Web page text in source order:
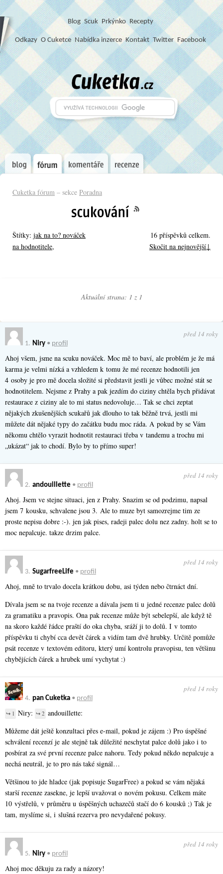
Blog Scuk Prkýnko Recepty
Odkazy O Cuketce Nabídka inzerce Kontakt Twitter Facebook
Cuketka fórum – sekce Poradna
Štítky: jak na to? nováček
na hodnotitele,
16 příspěvků celkem.
Skočit na nejnovější↓
Aktuální strana: 1 z 1
1. Niry • profil
před 14 roky
Ahoj všem, jsme na scuku nováček. Moc mě to baví, ale problém je že má
karma je velmi nízká a vzhledem k tomu že mé recenze hodnotili jen
4 osoby je pro mě docela složité si představit jestli je vůbec možné stát se
hodnotitelem. Nejsme z Prahy a pak jezdím do ciziny chtěla bych přidávat
restaurace z ciziny ale to mi status nedovoluje… Tak se chci zeptat
nějakých zkušenějších scukařů jak dlouho to tak běžně trvá, jestli mi
můžete dát nějaké typy do začátku budu moc ráda. A pokud by se Vám
někomu chtělo vyrazit hodnotit restauraci třeba v tandemu a trochu mi
„ukázat“ jak to chodí. Bylo by to přímo super!
2. andouillette • profil
před 14 roky
Ahoj. Jsem ve stejne situaci, jen z Prahy. Snazim se od podzimu, napsal
jsem 7 kousku, schvalene jsou 3. Ale to muze byt samozrejme tim ze
proste nepisu dobre :-). jen jak pises, radeji palec dolu nez zadny. holt se to
moc nepalcuje. takze drzim palce.
3. SugarfreeLife • profil
před 14 roky
Ahoj, mně to trvalo docela krátkou dobu, asi týden nebo čtrnáct dní.
Dívala jsem se na tvoje recenze a dávala jsem ti u jedné recenze palec dolů
za gramatiku a pravopis. Ona pak recenze může být sebelepší, ale když tě
na skoro každé řádce praští do oka chyba, sráží ji to dolů. I v tomto
příspěvku ti chybí cca devět čárek a vidím tam dvě hrubky. Určitě pomůže
psát recenze v textovém editoru, který umí kontrolu pravopisu, ten většinu
chybějících čárek a hrubek umí vychytat :)
4. pan Cuketka • profil
před 14 roky
↪ 1 Niry: ↪ 2 andouillette:
Můžeme dát ještě konzultaci přes e-mail, pokud je zájem :) Pro úspěšné
schválení recenzí je ale stejně tak důležité neschytat palce dolů jako i to
posbírat za své první recenze palce nahoru. Tedy pokud někdo nepalcuje a
nechá neutrál, je to pro nás také signál…
Většinou to jde hladce (jak popisuje SugarFree) a pokud se vám nějaká
starší recenze zasekne, je lepší uvažovat o novém pokusu. Celkem máte
10 výstřelů, v průměru u úspěšných uchazečů stačí do 6 kousků ;) Tak je
tam, myslíme si, i slušná rezerva pro nevydařené pokusy.
5. Niry • profil
před 14 roky
Ahoj moc děkuju za rady a názory!